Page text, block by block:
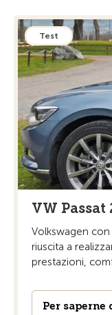
Test
VW Passat
Volkswagen con
riuscita a
prestazioni,
Per saperne